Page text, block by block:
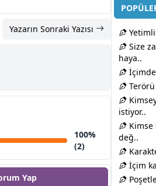
Yazarın Sonraki Yazısı
100%
(2)
Yap
Size
haya..
istiyor..
Kimse
değ..
İçim